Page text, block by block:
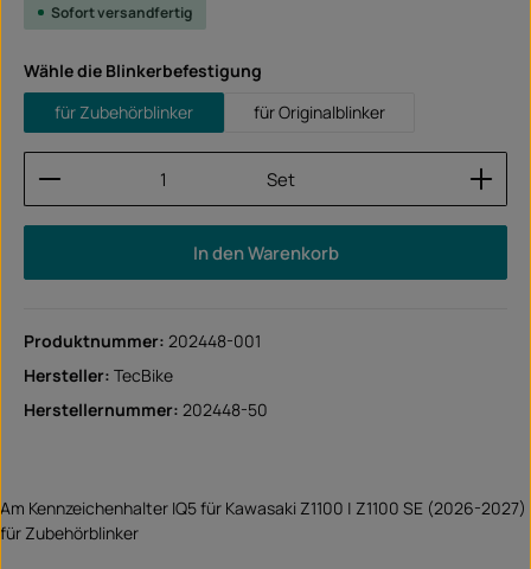
Sofort versandfertig
Wähle die Blinkerbefestigung
für Zubehörblinker
für Originalblinker
Produkt Anzahl: Gib den gewünschten Wert ein
Set
In den Warenkorb
Produktnummer: 202448-001
Hersteller: TecBike
Herstellernummer: 202448-50
Am Kennzeichenhalter IQ5 für Kawasaki Z1100 | Z1100 SE (2026-2027)
für Zubehörblinker